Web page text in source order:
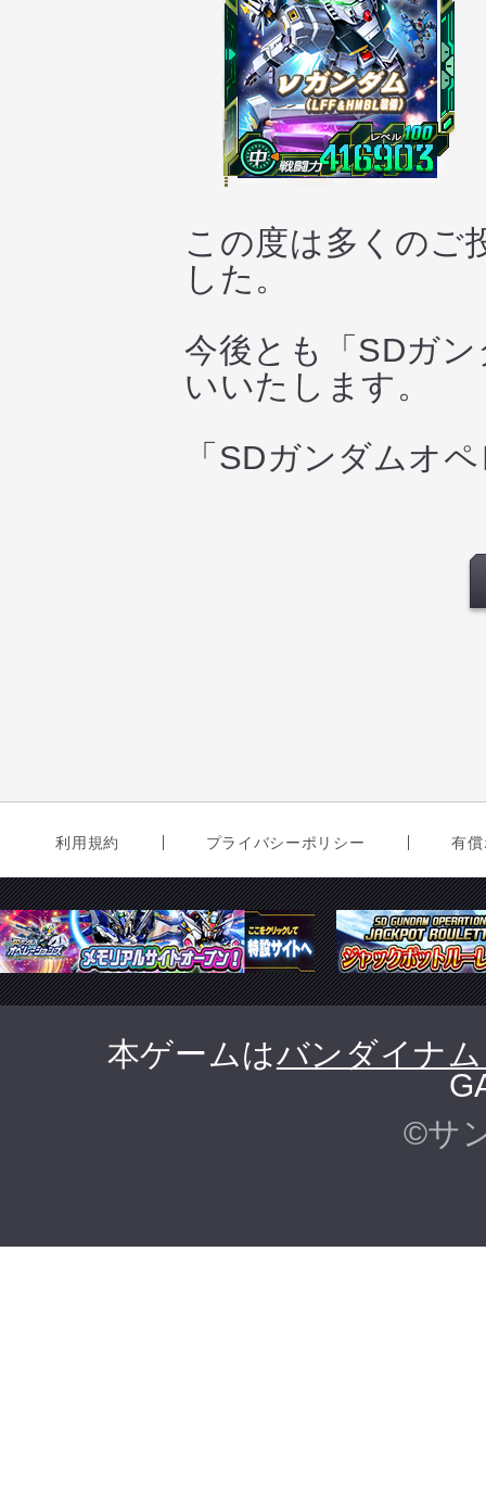
この度は多くのご
した。
今後とも「SDガ
いいたします。
「SDガンダムオ
利用規約 プライバシーポリシー 有
本ゲームはバンダイナ
©サ